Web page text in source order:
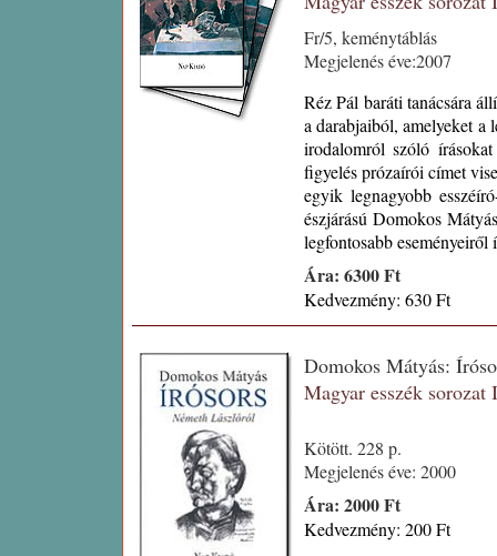
Fr/5, keménytáblás
Megjelenés éve:2007
Réz Pál baráti tanácsára
a darabjaiból, amelyeket a
irodalomról szóló
figyelés prózaírói címet
egyik legnagyobb
észjárású Domokos
legfontosabb
Ára: 6300 Ft
Kedvezmény: 630 Ft
Domokos Mátyás:
Magyar esszék sorozat
Kötött. 228 p.
Megjelenés éve: 2000
Ára: 2000 Ft
Kedvezmény: 200 Ft